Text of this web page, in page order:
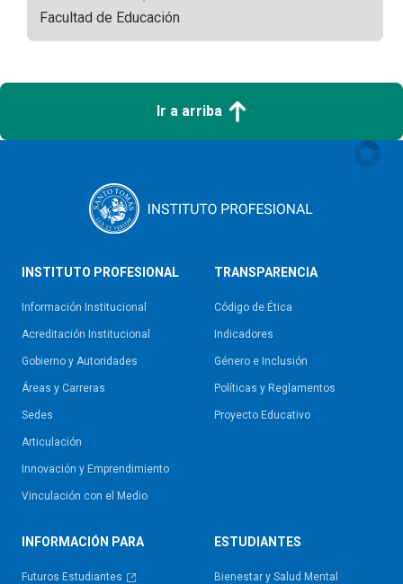
Facultad de Educación
Ir a arriba
INSTITUTO PROFESIONAL
Información Institucional
Acreditación Institucional
Gobierno y Autoridades​
Áreas y Carreras
Sedes
Articulación
Innovación y Emprendimiento
Vinculación con el Medio
TRANSPARENCIA
Código de Ética
Indicadores
Género e Inclusión
Políticas y Reglamentos​
Proyecto Educativo
INFORMACIÓN PARA
Futuros Estudiantes
ESTUDIANTES
Bienestar y Salud Mental